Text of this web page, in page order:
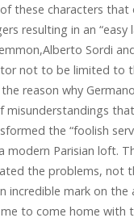
these characters
resulting in an
Sordi
not to be limited to
reason why
misunderstandings
the “foolish
modern Parisian loft.
the problems, not
incredible mark on
to come home with